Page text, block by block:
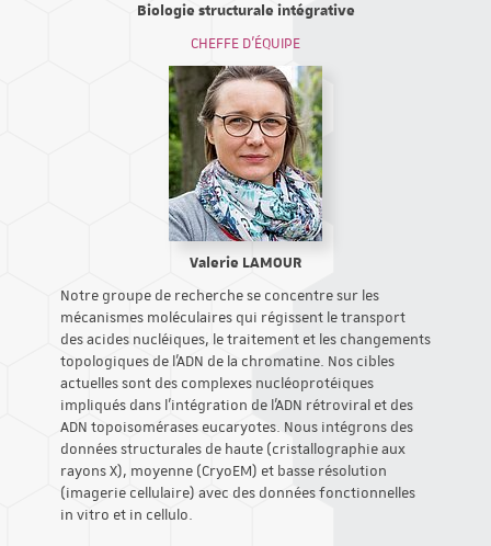
Biologie structurale intégrative
CHEFFE D'ÉQUIPE
Valerie LAMOUR
Notre groupe de recherche se concentre sur les
mécanismes moléculaires qui régissent le transport
des acides nucléiques, le traitement et les changements
topologiques de l'ADN de la chromatine. Nos cibles
actuelles sont des complexes nucléoprotéiques
impliqués dans l'intégration de l'ADN rétroviral et des
ADN topoisomérases eucaryotes. Nous intégrons des
données structurales de haute (cristallographie aux
rayons X), moyenne (CryoEM) et basse résolution
(imagerie cellulaire) avec des données fonctionnelles
in vitro et in cellulo.